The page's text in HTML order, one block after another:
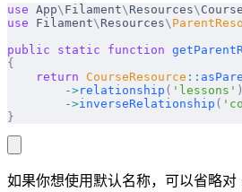
use App\ Filament\ Resources\
use Filament\ Resources\
public static function
{
    return
CourseResource ::
        ->
relationship ( 'lessons' )
        ->
inverseRelationship (
}
如果你想使用默认名称，可以省略对